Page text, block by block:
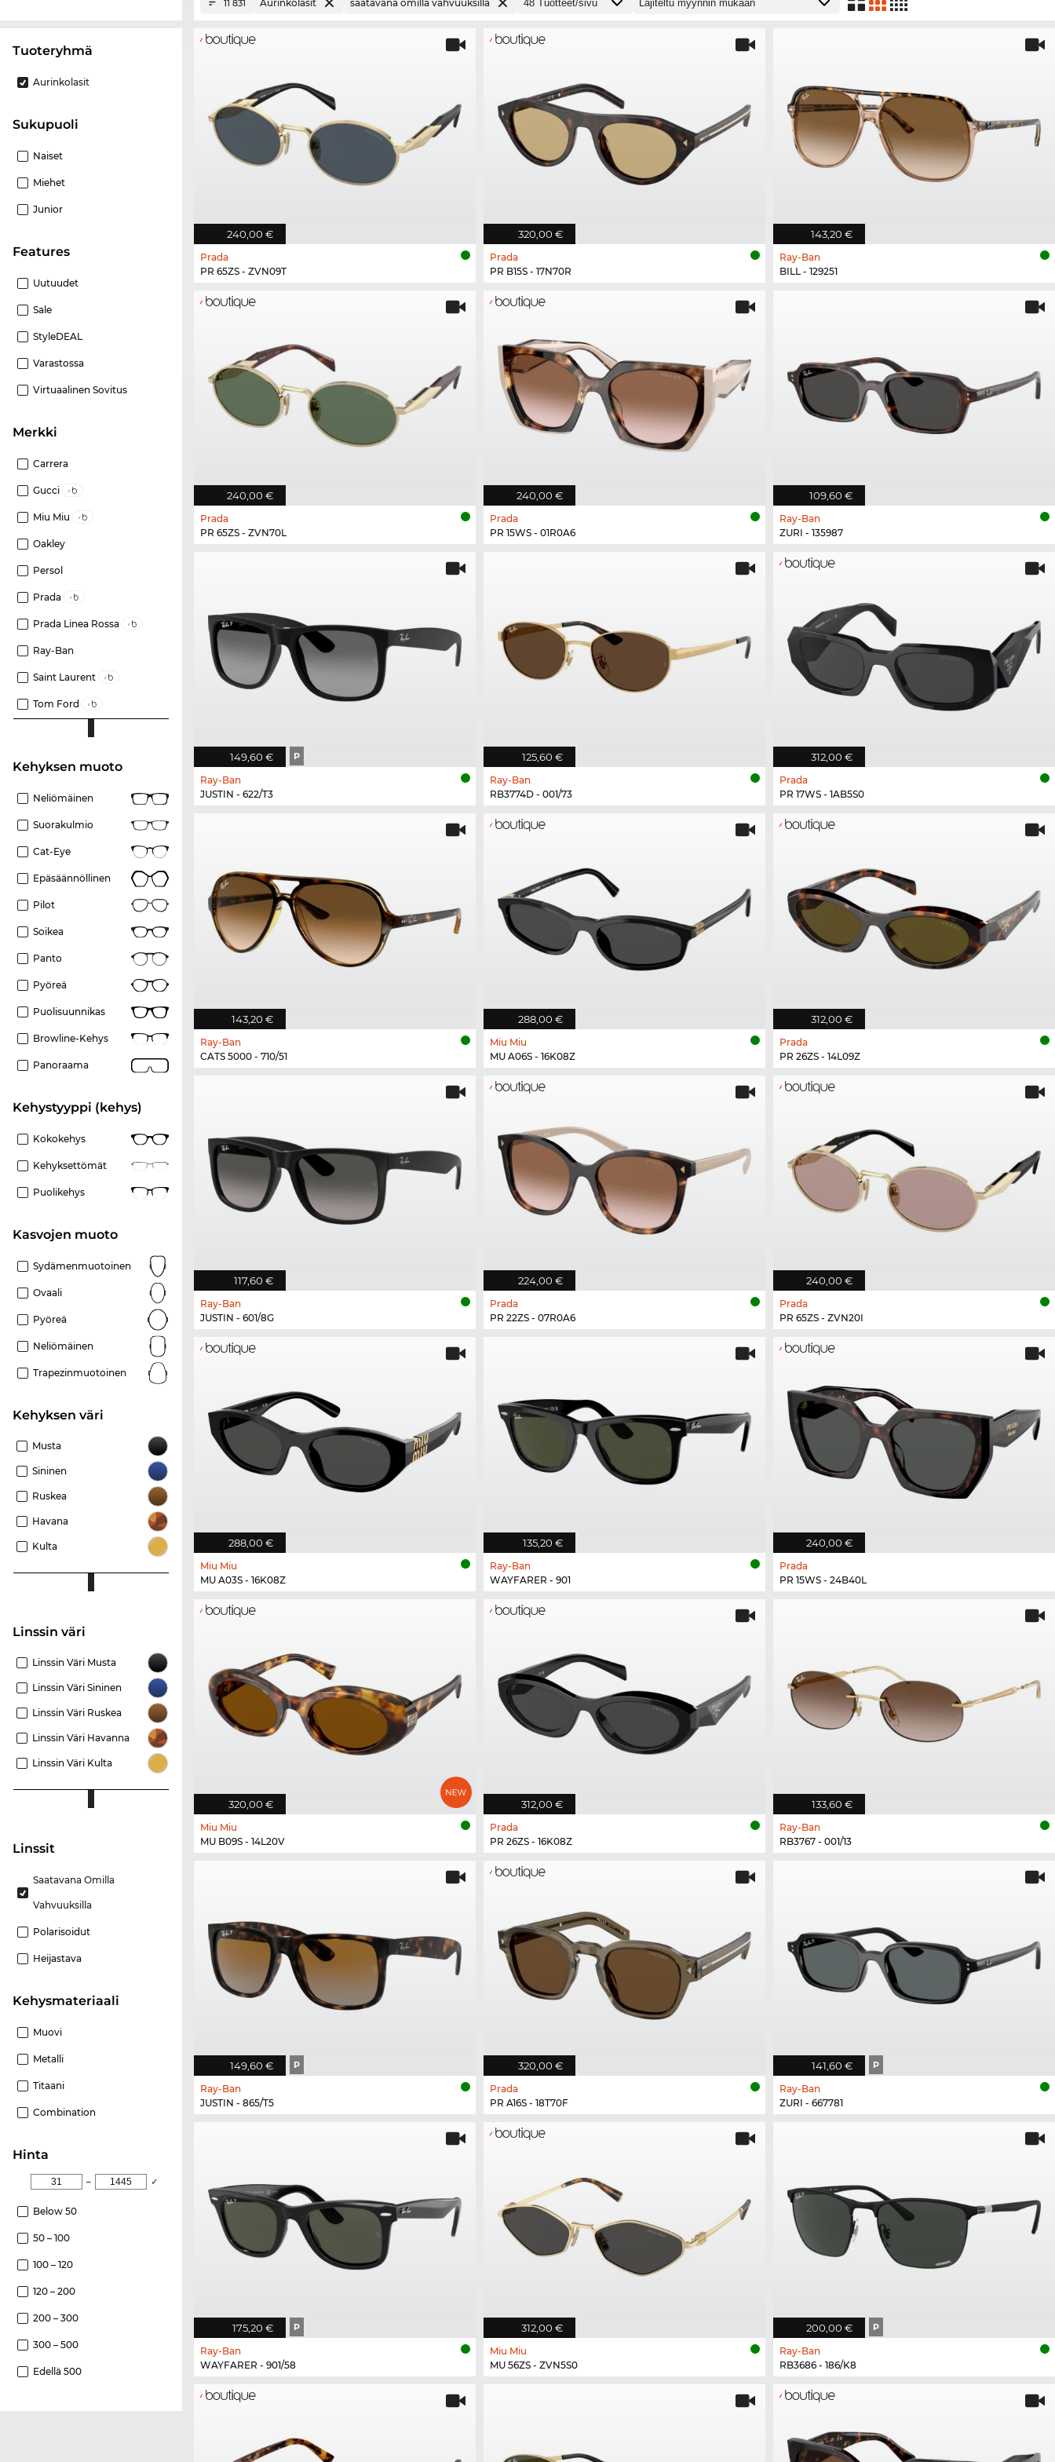
Tuoteryhmä
Aurinkolasit
Sukupuoli
Naiset
Miehet
Junior
Features
Uutuudet
Sale
StyleDEAL
Varastossa
Virtuaalinen Sovitus
Merkki
Carrera
Gucci
Miu Miu
Oakley
Persol
Prada
Prada Linea Rossa
Ray-Ban
Saint Laurent
Tom Ford
Kehyksen muoto
Neliömäinen
Suorakulmio
Cat-Eye
Epäsäännöllinen
Pilot
Soikea
Panto
Pyöreä
Puolisuunnikas
Browline-Kehys
Panoraama
Kehystyyppi (kehys)
Kokokehys
Kehyksettömät
Puolikehys
Kasvojen muoto
Sydämenmuotoinen
Ovaali
Pyöreä
Neliömäinen
Trapezinmuotoinen
Kehyksen väri
Musta
Sininen
Ruskea
Havana
Kulta
Linssin väri
Linssin Väri Musta
Linssin Väri Sininen
Linssin Väri Ruskea
Linssin Väri Havanna
Linssin Väri Kulta
Linssit
Saatavana Omilla
Vahvuuksilla
Polarisoidut
Heijastava
Kehysmateriaali
Muovi
Metalli
Titaani
Combination
Hinta
– ✓
Below 50
50 – 100
100 – 120
120 – 200
200 – 300
300 – 500
Edellä 500
11 831 Aurinkolasit saatavana omilla vahvuuksilla
240,00 €
Prada
PR 65ZS - ZVN09T
320,00 €
Prada
PR B15S - 17N70R
143,20 €
Ray-Ban
BILL - 129251
240,00 €
Prada
PR 65ZS - ZVN70L
240,00 €
Prada
PR 15WS - 01R0A6
109,60 €
Ray-Ban
ZURI - 135987
149,60 € P
Ray-Ban
JUSTIN - 622/T3
125,60 €
Ray-Ban
RB3774D - 001/73
312,00 €
Prada
PR 17WS - 1AB5S0
143,20 €
Ray-Ban
CATS 5000 - 710/51
288,00 €
Miu Miu
MU A06S - 16K08Z
312,00 €
Prada
PR 26ZS - 14L09Z
117,60 €
Ray-Ban
JUSTIN - 601/8G
224,00 €
Prada
PR 22ZS - 07R0A6
240,00 €
Prada
PR 65ZS - ZVN20I
288,00 €
Miu Miu
MU A03S - 16K08Z
135,20 €
Ray-Ban
WAYFARER - 901
240,00 €
Prada
PR 15WS - 24B40L
320,00 €
Miu Miu
MU B09S - 14L20V
312,00 €
Prada
PR 26ZS - 16K08Z
133,60 €
Ray-Ban
RB3767 - 001/13
149,60 € P
Ray-Ban
JUSTIN - 865/T5
320,00 €
Prada
PR A16S - 18T70F
141,60 € P
Ray-Ban
ZURI - 667781
175,20 € P
Ray-Ban
WAYFARER - 901/58
312,00 €
Miu Miu
MU 56ZS - ZVN5S0
200,00 € P
Ray-Ban
RB3686 - 186/K8